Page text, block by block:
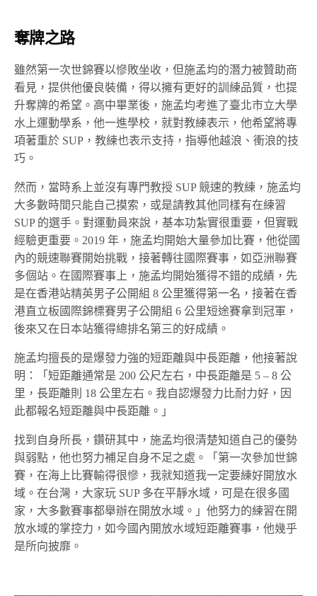
奪牌之路
雖然第一次世錦賽以慘敗坐收，但施孟均的潛力被贊助商
看見，提供他優良裝備，得以擁有更好的訓練品質，也提
升奪牌的希望。高中畢業後，施孟均考進了臺北市立大學
水上運動學系，他一進學校，就對教練表示，他希望將專
項著重於 SUP，教練也表示支持，指導他越浪、衝浪的技
巧。
然而，當時系上並沒有專門教授 SUP 競速的教練，施孟均
大多數時間只能自己摸索，或是請教其他同樣有在練習
SUP 的選手。對運動員來說，基本功紮實很重要，但實戰
經驗更重要。2019 年，施孟均開始大量參加比賽，他從國
內的競速聯賽開始挑戰，接著轉往國際賽事，如亞洲聯賽
多個站。在國際賽事上，施孟均開始獲得不錯的成績，先
是在香港站精英男子公開組 8 公里獲得第一名，接著在香
港直立板國際錦標賽男子公開組 6 公里短途賽拿到冠軍，
後來又在日本站獲得總排名第三的好成績。
施孟均擅長的是爆發力強的短距離與中長距離，他接著說
明：「短距離通常是 200 公尺左右，中長距離是 5 – 8 公
里，長距離則 18 公里左右。我自認爆發力比耐力好，因
此都報名短距離與中長距離。」
找到自身所長，鑽研其中，施孟均很清楚知道自己的優勢
與弱點，他也努力補足自身不足之處。「第一次參加世錦
賽，在海上比賽輸得很慘，我就知道我一定要練好開放水
域。在台灣，大家玩 SUP 多在平靜水域，可是在很多國
家，大多數賽事都舉辦在開放水域。」他努力的練習在開
放水域的掌控力，如今國內開放水域短距離賽事，他幾乎
是所向披靡。